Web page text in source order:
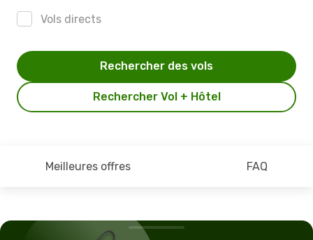
Vols directs
Rechercher Vol + Hôtel
Rechercher des vols
Meilleures offres FAQ